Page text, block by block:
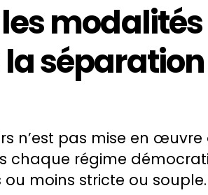
n’est pas mise en
chaque régime
moins stricte ou souple.